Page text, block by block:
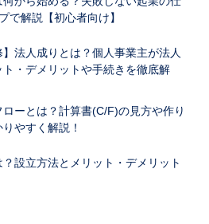
で解説【初心者向け】
】法人成りとは？個人事業主が法人
・デメリットや手続きを徹底解
ーとは？計算書(C/F)の見方や作り
やすく解説！
設立方法とメリット・デメリット